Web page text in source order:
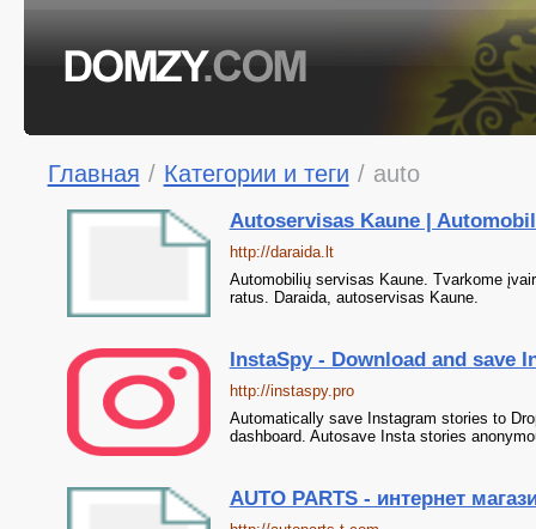
Главная / Категории и теги / auto
Autoservisas Kaune |
http://daraida.lt
Automobilių servisas Kaune. Tvarkome
ratus. Daraida, autoservisas Kaune.
InstaSpy - Download and save
http://instaspy.pro
Automatically save Instagram stories to
dashboard. Autosave Insta stories
AUTO PARTS - интернет